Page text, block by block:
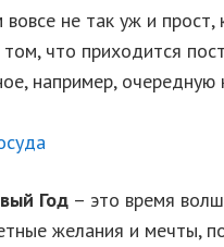
не так уж и прост,
что приходится
например,
Год – это время
желания и мечты,